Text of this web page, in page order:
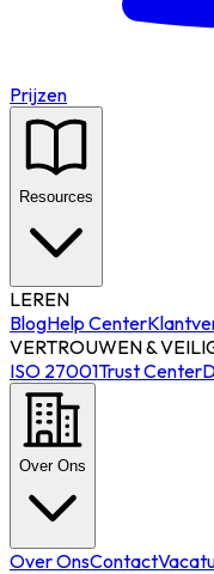
Prijzen
Resources
LEREN
BlogHelp Center
VERTROUWEN &
ISO 27001Trust Center
Over Ons
Over OnsContact